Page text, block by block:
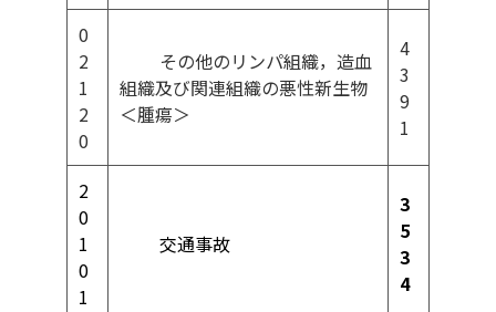
0
2
1
2
0
その他のリンパ組織，造血
組織及び関連組織の悪性新生物
＜腫瘍＞
4
3
9
1
2
0
1
0
1
交通事故
3
5
3
4